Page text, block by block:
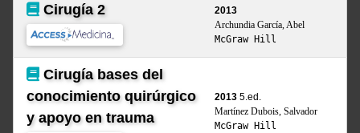
Cirugía 2
2013
Archundia García, Abel
McGraw Hill
Cirugía bases del
conocimiento quirúrgico
y apoyo en trauma
2013 5.ed.
Martínez Dubois, Salvador
McGraw Hill